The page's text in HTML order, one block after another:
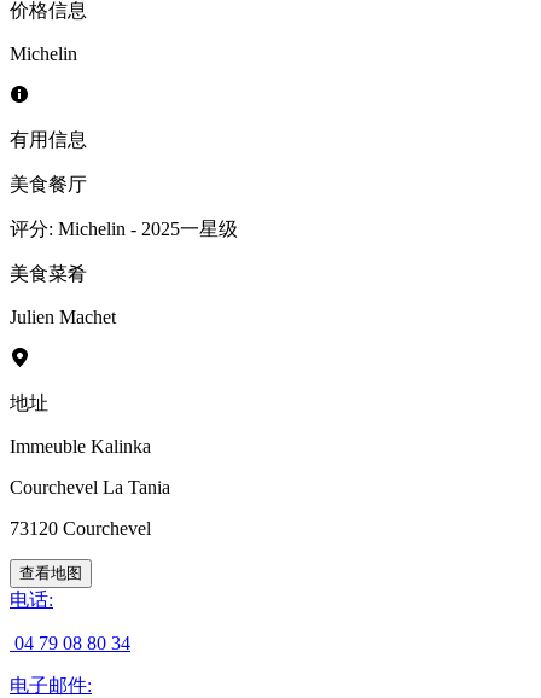
价格信息
Michelin
有用信息
美食餐厅
评分: Michelin - 2025一星级
美食菜肴
Julien Machet
地址
Immeuble Kalinka
Courchevel La Tania
73120 Courchevel
查看地图
电话:
04 79 08 80 34
电子邮件: